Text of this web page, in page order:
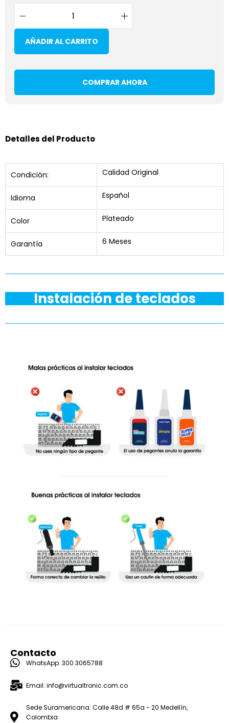
AÑADIR AL CARRITO
COMPRAR AHORA
Detalles del Producto
Condición: Calidad Original
Idioma Español
Color Plateado
Garantía 6 Meses
Instalación de teclados
Contacto
WhatsApp: 300 3065788
Email: info@virtualtronic.com.co
Sede Suramericana: Calle 48d # 65a - 20 Medellín,
Colombia